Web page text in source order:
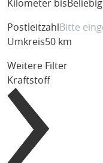
Kilometer bis Beliebig
Postleitzahl
Umkreis50 km
Weitere Filter
Kraftstoff